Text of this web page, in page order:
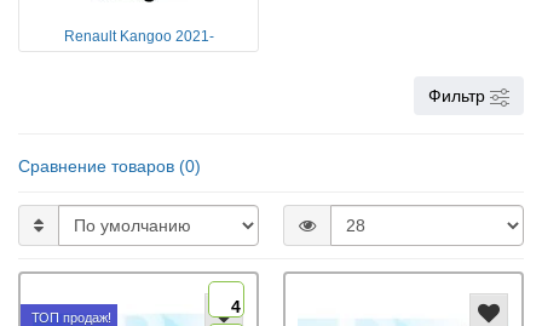
Renault Kangoo 2021-
Фильтр
Сравнение товаров (0)
ТОП продаж!
4